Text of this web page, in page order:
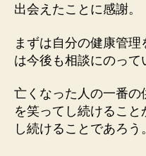
出会えたことに感謝。
まずは自分の健康管
は今後も相談にのって
亡くなった人の一番
を笑ってし続けるこ
し続けることであろう。